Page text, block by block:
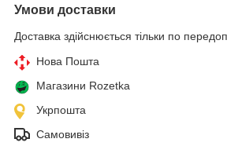
Умови доставки
Доставка здійснюється тільки по
Нова Пошта
Магазини Rozetka
Укрпошта
Самовивіз